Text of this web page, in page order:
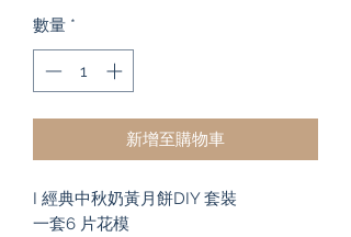
數量 *
新增至購物車
I 經典中秋奶黃月餅DIY 套裝
一套6 片花模